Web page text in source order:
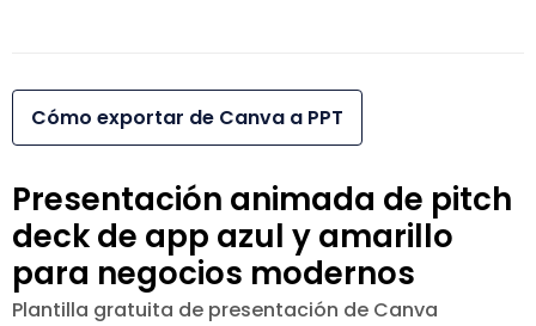
Cómo exportar de Canva a PPT
Presentación animada de pitch
deck de app azul y amarillo
para negocios modernos
Plantilla gratuita de presentación de Canva